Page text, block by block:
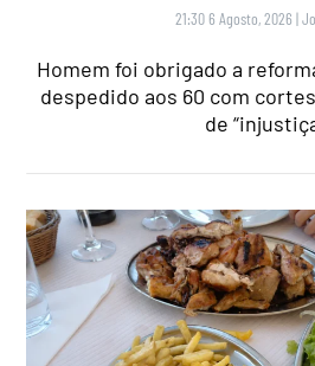
21:30 6 Agosto, 2026 |
Homem foi obrigado a
despedido aos 60 com
de